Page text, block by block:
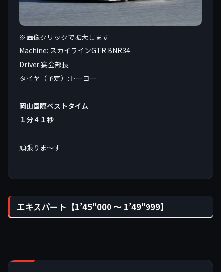
※画像クリックで拡大します
Machine: スカイラインGTR BNR34
Driver:宴会部長
タイヤ（予定）:トーヨー
岡山国際ベストタイム
１分４１秒
頑張りま〜す
エキスパート【1’45″000 〜 1’49″999】